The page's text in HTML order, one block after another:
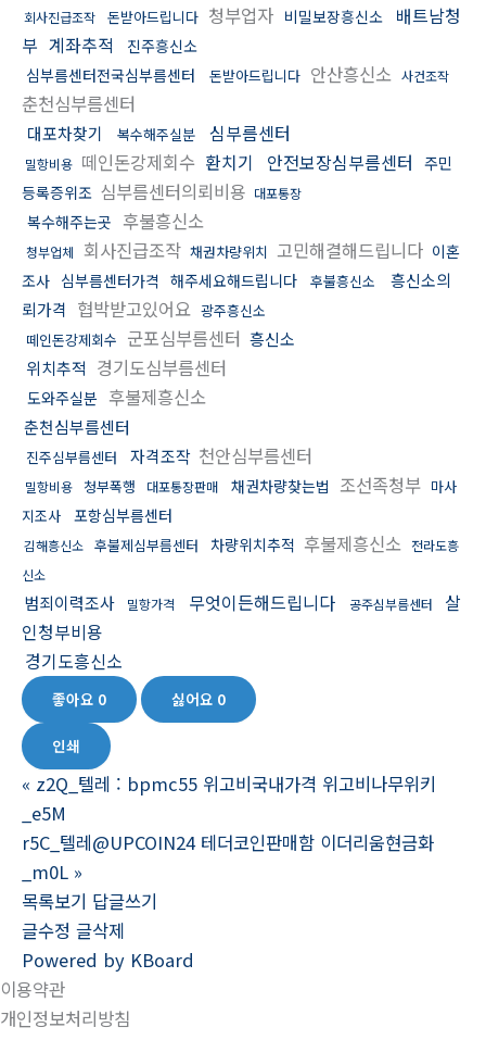
회사진급조작 돈받아드립니다 청부업자 비밀보장흥신소
배트남청
부 계좌추적
진주흥신소
심부름센터전국심부름센터
돈받아드립니다 안산흥신소 사건조작
춘천심부름센터
대포차찾기 복수해주실분 심부름센터
밀항비용 떼인돈강제회수 환치기 안전보장심부름센터 주민
등록증위조 심부름센터의뢰비용 대포통장
복수해주는곳 후불흥신소
청부업체 회사진급조작 채권차량위치 고민해결해드립니다 이혼
조사 심부름센터가격 해주세요해드립니다 후불흥신소
흥신소의
뢰가격 협박받고있어요 광주흥신소
떼인돈강제회수 군포심부름센터 흥신소
위치추적 경기도심부름센터
도와주실분 후불제흥신소
춘천심부름센터
진주심부름센터 자격조작 천안심부름센터
밀항비용 청부폭행 대포통장판매 채권차량찾는법 조선족청부 마사
지조사
포항심부름센터
김해흥신소 후불제심부름센터 차량위치추적 후불제흥신소 전라도흥
신소
범죄이력조사 밀항가격 무엇이든해드립니다 공주심부름센터
살
인청부비용
경기도흥신소
좋아요 0 싫어요 0
인쇄
« z2Q_텔레 : bpmc55 위고비국내가격 위고비나무위키
_e5M
r5C_텔레@UPCOIN24 테더코인판매함 이더리움현금화
_m0L »
목록보기 답글쓰기
글수정 글삭제
Powered by KBoard
이용약관
개인정보처리방침